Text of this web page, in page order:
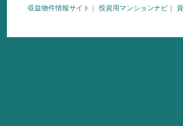
収益物件情報サイト ｜ 投資用マンションナビ ｜